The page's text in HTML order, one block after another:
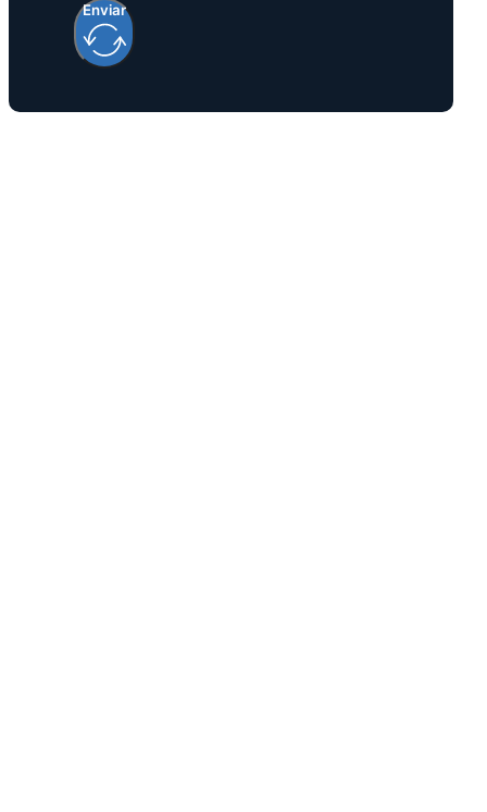
Enviar